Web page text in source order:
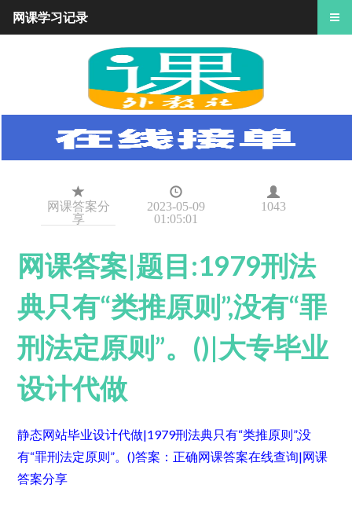
网课答案分
享
2023-05-09
01:05:01
1043
网课答案|题目:1979刑法
典只有“类推原则”,没有“罪
刑法定原则”。()|大专毕业
设计代做
静态网站毕业设计代做|1979刑法典只有“类推原则”,没
有“罪刑法定原则”。()答案：正确网课答案在线查询|网课
答案分享
网课学习记录